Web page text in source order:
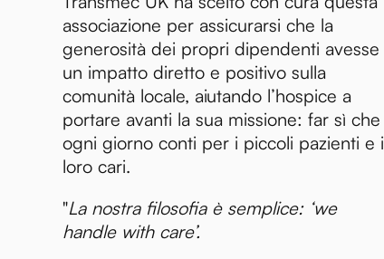
associazione per assicurarsi che la
generosità dei propri dipendenti avesse
un impatto diretto e positivo sulla
comunità locale, aiutando l’hospice a
portare avanti la sua missione: far sì che
ogni giorno conti per i piccoli pazienti e i
loro cari.
"La nostra filosofia è semplice: ‘we
handle with care’.